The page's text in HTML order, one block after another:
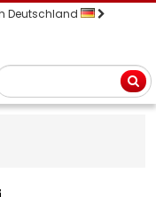
Deutschland